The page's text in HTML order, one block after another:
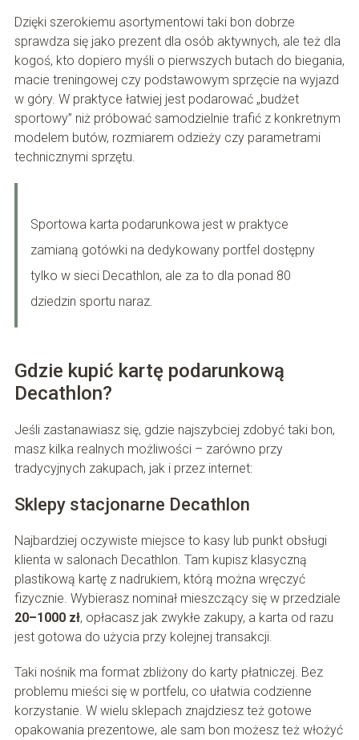
Dzięki szerokiemu asortymentowi taki bon dobrze
sprawdza się jako prezent dla osób aktywnych, ale też dla
kogoś, kto dopiero myśli o pierwszych butach do biegania,
macie treningowej czy podstawowym sprzęcie na wyjazd
w góry. W praktyce łatwiej jest podarować „budżet
sportowy” niż próbować samodzielnie trafić z konkretnym
modelem butów, rozmiarem odzieży czy parametrami
technicznymi sprzętu.
Sportowa karta podarunkowa jest w praktyce
zamianą gotówki na dedykowany portfel dostępny
tylko w sieci Decathlon, ale za to dla ponad 80
dziedzin sportu naraz.
Gdzie kupić kartę podarunkową
Decathlon?
Jeśli zastanawiasz się, gdzie najszybciej zdobyć taki bon,
masz kilka realnych możliwości – zarówno przy
tradycyjnych zakupach, jak i przez internet:
Sklepy stacjonarne Decathlon
Najbardziej oczywiste miejsce to kasy lub punkt obsługi
klienta w salonach Decathlon. Tam kupisz klasyczną
plastikową kartę z nadrukiem, którą można wręczyć
fizycznie. Wybierasz nominał mieszczący się w przedziale
20–1000 zł, opłacasz jak zwykłe zakupy, a karta od razu
jest gotowa do użycia przy kolejnej transakcji.
Taki nośnik ma format zbliżony do karty płatniczej. Bez
problemu mieści się w portfelu, co ułatwia codzienne
korzystanie. W wielu sklepach znajdziesz też gotowe
opakowania prezentowe, ale sam bon możesz też włożyć